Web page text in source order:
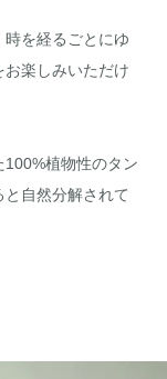
を経るごとにゆ
楽しみいただけ
植物性のタン
自然分解されて